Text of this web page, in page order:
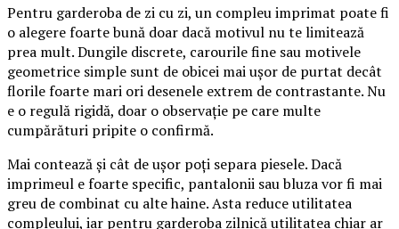
Pentru garderoba de zi cu zi, un compleu imprimat poate fi
o alegere foarte bună doar dacă motivul nu te limitează
prea mult. Dungile discrete, carourile fine sau motivele
geometrice simple sunt de obicei mai ușor de purtat decât
florile foarte mari ori desenele extrem de contrastante. Nu
e o regulă rigidă, doar o observație pe care multe
cumpărături pripite o confirmă.
Mai contează și cât de ușor poți separa piesele. Dacă
imprimeul e foarte specific, pantalonii sau bluza vor fi mai
greu de combinat cu alte haine. Asta reduce utilitatea
compleului, iar pentru garderoba zilnică utilitatea chiar ar